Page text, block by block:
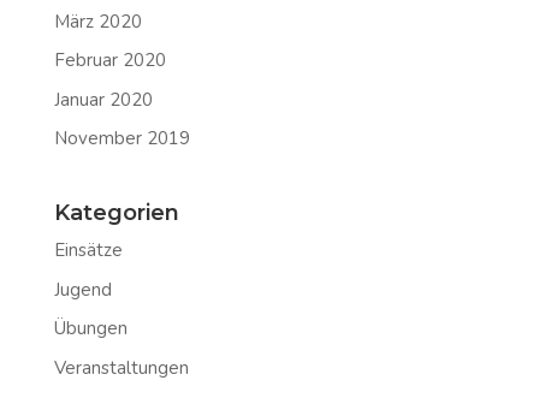
März 2020
Februar 2020
Januar 2020
November 2019
Kategorien
Einsätze
Jugend
Übungen
Veranstaltungen